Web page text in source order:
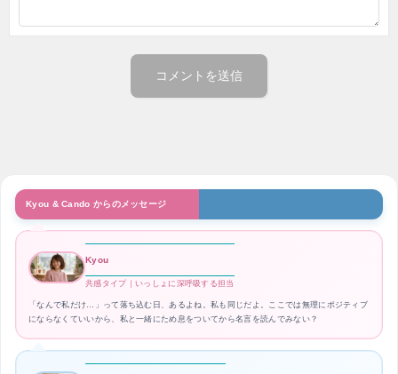
Kyou & Cando からのメッセージ
Kyou
共感タイプ｜いっしょに深呼吸する担当
「なんで私だけ…」って落ち込む日、あるよね。私も同じだよ。ここでは無理にポジティブ
にならなくていいから、私と一緒にため息をついてから名言を読んでみない？